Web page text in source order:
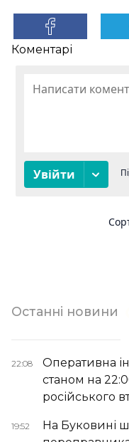
Коментарі
Останні новини
22:08
Оперативна
станом на
російського
19:52
На Буковині